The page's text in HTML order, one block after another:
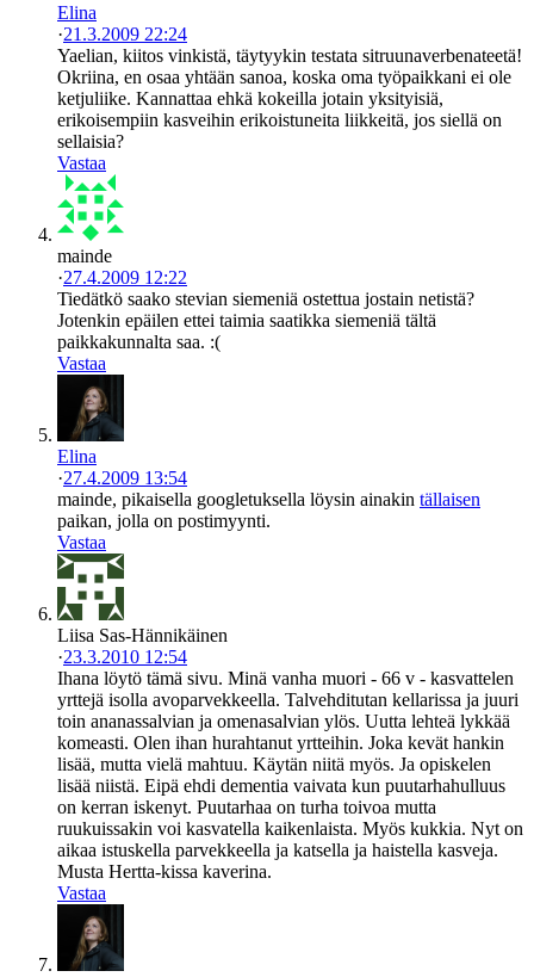
Elina
·21.3.2009 22:24
Yaelian, kiitos vinkistä, täytyykin testata sitruunaverbenateetä!
Okriina, en osaa yhtään sanoa, koska oma työpaikkani ei ole
ketjuliike. Kannattaa ehkä kokeilla jotain yksityisiä,
erikoisempiin kasveihin erikoistuneita liikkeitä, jos siellä on
sellaisia?
Vastaa
mainde
·27.4.2009 12:22
Tiedätkö saako stevian siemeniä ostettua jostain netistä?
Jotenkin epäilen ettei taimia saatikka siemeniä tältä
paikkakunnalta saa. :(
Vastaa
Elina
·27.4.2009 13:54
mainde, pikaisella googletuksella löysin ainakin tällaisen
paikan, jolla on postimyynti.
Vastaa
Liisa Sas-Hännikäinen
·23.3.2010 12:54
Ihana löytö tämä sivu. Minä vanha muori - 66 v - kasvattelen
yrttejä isolla avoparvekkeella. Talvehditutan kellarissa ja juuri
toin ananassalvian ja omenasalvian ylös. Uutta lehteä lykkää
komeasti. Olen ihan hurahtanut yrtteihin. Joka kevät hankin
lisää, mutta vielä mahtuu. Käytän niitä myös. Ja opiskelen
lisää niistä. Eipä ehdi dementia vaivata kun puutarhahulluus
on kerran iskenyt. Puutarhaa on turha toivoa mutta
ruukuissakin voi kasvatella kaikenlaista. Myös kukkia. Nyt on
aikaa istuskella parvekkeella ja katsella ja haistella kasveja.
Musta Hertta-kissa kaverina.
Vastaa